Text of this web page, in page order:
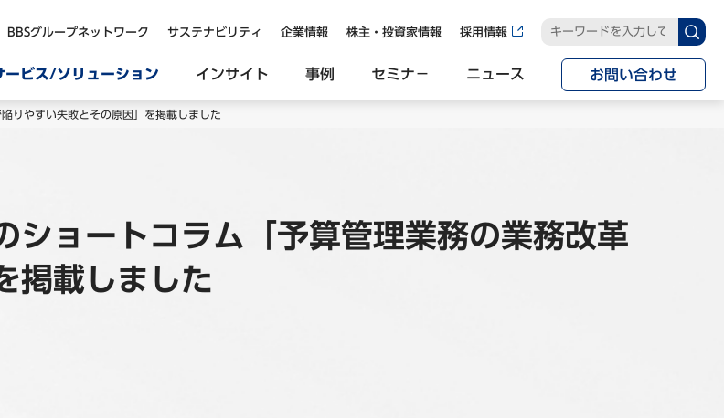
BBSグループネットワーク サステナビリティ 企業情報 株主・投資家情報 採用情報
ービス/ソリューション インサイト 事例 セミナ− ニュース お問い合わせ
りやすい失敗とその原因」を掲載しました
ショートコラム「予算管理業務の業務改革
掲載しました